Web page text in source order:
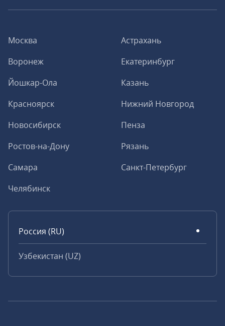
Москва
Астрахань
Воронеж
Екатеринбург
Йошкар-Ола
Казань
Красноярск
Нижний Новгород
Новосибирск
Пенза
Ростов-на-Дону
Рязань
Самара
Санкт-Петербург
Челябинск
Россия (RU)
Узбекистан (UZ)